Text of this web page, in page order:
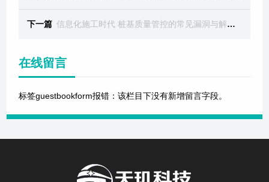
下一篇 信息化施工时代 桩基质量管控的常见漏洞与解决方法
在线留言
标签guestbookform报错：该栏目下没有新增留言字段。